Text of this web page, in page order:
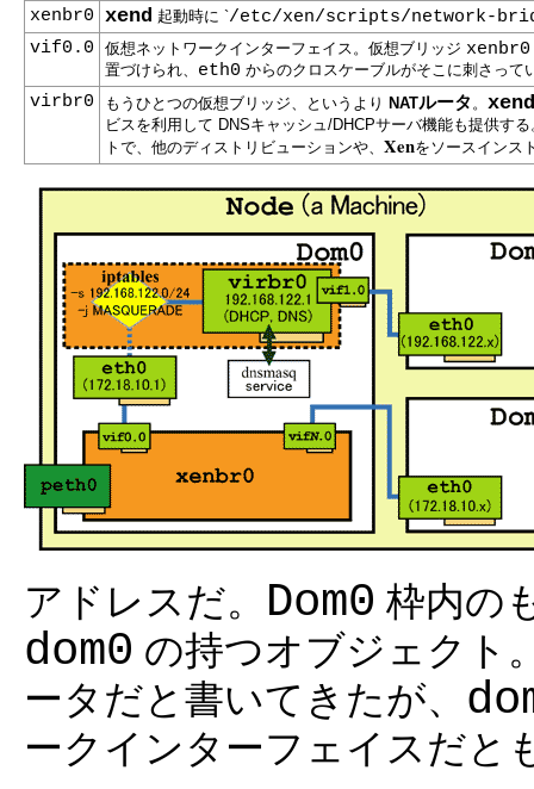
xenbr0 xend 起動時に `/etc/xen/scripts/network-
vif0.0
仮想ネットワークインターフェイス。仮想ブリッジ xenbr0
置づけられ、 eth0 からのクロスケーブルがそこに刺さって
virbr0 もうひとつの仮想ブリッジ、というより NATルータ 。 xend
ビスを利用して DNSキャッシュ/DHCPサーバ機能も提供す
トで、他のディストリビューションや、 Xenをソースインス
アドレスだ。 Dom0 枠内の
dom0 の持つオブジェクト
ータだと書いてきたが、
ークインターフェイスだと